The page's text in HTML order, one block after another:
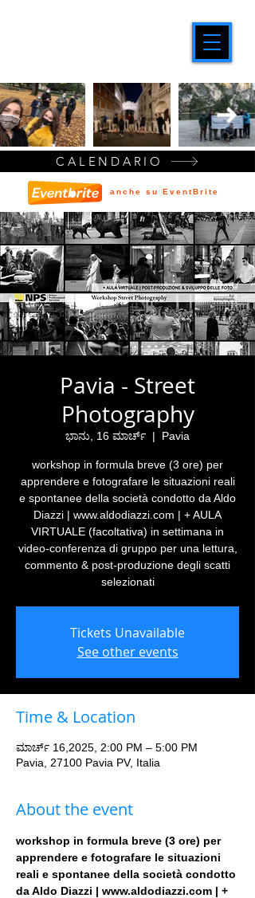
Pavia - Street
Photography
ಭಾನು, 16 ಮಾರ್ಚ್
  |
Pavia
workshop in formula breve (3 ore) per
apprendere e fotografare le situazioni reali
e spontanee della società condotto da Aldo
Diazzi | www.aldodiazzi.com | + AULA
VIRTUALE (facoltativa) in settimana in
video-conferenza di gruppo per una lettura,
commento & post-produzione degli scatti
selezionati
Tickets Unavailable
See other events
Time & Location
ಮಾರ್ಚ್ 16,2025, 2:00 PM – 5:00 PM
Pavia, 27100 Pavia PV, Italia
About the event
workshop in formula breve (3 ore) per
apprendere e fotografare le situazioni
reali e spontanee della società condotto
da Aldo Diazzi | www.aldodiazzi.com | +
CALENDARIO
anche su EventBrite